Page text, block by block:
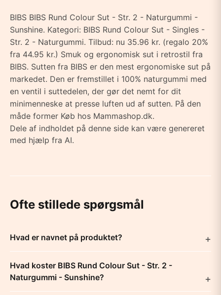
BIBS BIBS Rund Colour Sut - Str. 2 - Naturgummi -
Sunshine. Kategori: BIBS Rund Colour Sut - Singles -
Str. 2 - Naturgummi. Tilbud: nu 35.96 kr. (regalo 20%
fra 44.95 kr.) Smuk og ergonomisk sut i retrostil fra
BIBS. Sutten fra BIBS er den mest ergonomiske sut på
markedet. Den er fremstillet i 100% naturgummi med
en ventil i suttedelen, der gør det nemt for dit
minimenneske at presse luften ud af sutten. På den
måde former Køb hos Mammashop.dk.
Dele af indholdet på denne side kan være genereret
med hjælp fra AI.
Ofte stillede spørgsmål
Hvad er navnet på produktet?
Hvad koster BIBS Rund Colour Sut - Str. 2 -
Naturgummi - Sunshine?